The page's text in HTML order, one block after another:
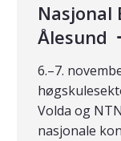
Nasjonal
Ålesund
6.–7.
Volda og
nasjonale